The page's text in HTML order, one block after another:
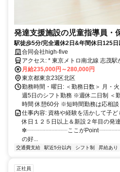
発達支援施設の児童指導員・
駅徒歩5分/完全週休2日&年間休日125
万円支給
合同会社high-five
アクセス: * 東京メトロ南北線 志茂駅から徒歩で4分 * 宇都宮線 赤羽駅
から徒歩で12分 * JR埼京線 赤羽駅か
月給235,000円～280,000円
東京都東京23区北区
勤務時間・曜日: ＜勤務日数＞ 月・
週5日のシフト勤務 ※週休二日制 ＜
時間 休憩60分 ※短時間勤務は応相談
仕事内容: 資格や経験を活かして子
休日１２５日以上＆新設２年目の発
✼┈┈┈┈┈┈┈ここが
の好...
交通費支給 駅近5分以内 シフト制 昇給あり
正社員